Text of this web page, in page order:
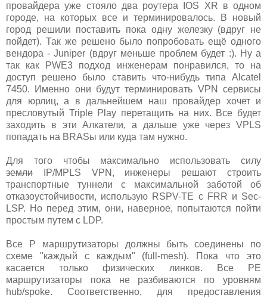
провайдера уже стояло два роутера IOS XR в одном
городе, на которых все и терминировалось. В новый
город решили поставить пока одну железку (вдруг не
пойдет). Так же решено было попробовать ещё одного
вендора - Juniper (вдруг меньше проблем будет :). Ну а
так как PWE3 подход инженерам понравился, то на
доступ решено было ставить что-нибудь типа Alcatel
7450. Именно они будут терминировать VPN сервисы
для юрлиц, а в дальнейшем наш провайдер хочет и
пресловутый Triple Play перетащить на них. Все будет
заходить в эти Алкатели, а дальше уже через VPLS
попадать на BRASы или куда там нужно.
Для того чтобы максимально использовать силу
земли IP/MPLS VPN, инженеры решают строить
транспортные туннели с максимальной заботой об
отказоустойчивости, использую RSPV-TE с FRR и Sec-
LSP. Но перед этим, они, наверное, попытаются пойти
простым путем с LDP.
Все P маршрутизаторы должны быть соединены по
схеме "каждый с каждым" (full-mesh). Пока что это
касается только физических линков. Все PE
маршрутизаторы пока не разбиваются по уровням
hub/spoke. Соответственно, для предоставления